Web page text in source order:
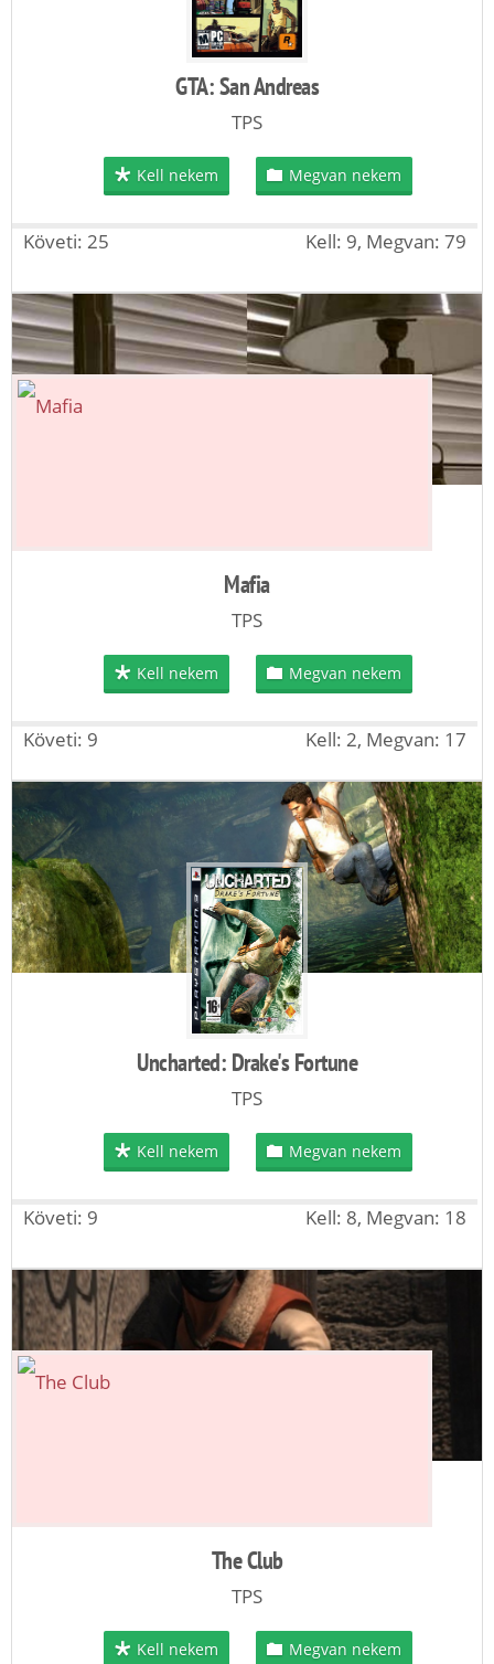
GTA: San Andreas
TPS
Kell nekem Megvan nekem
Követi: 25 Kell: 9, Megvan: 79
Mafia
TPS
Kell nekem Megvan nekem
Követi: 9 Kell: 2, Megvan: 17
Uncharted: Drake's Fortune
TPS
Kell nekem Megvan nekem
Követi: 9 Kell: 8, Megvan: 18
The Club
TPS
Kell nekem Megvan nekem